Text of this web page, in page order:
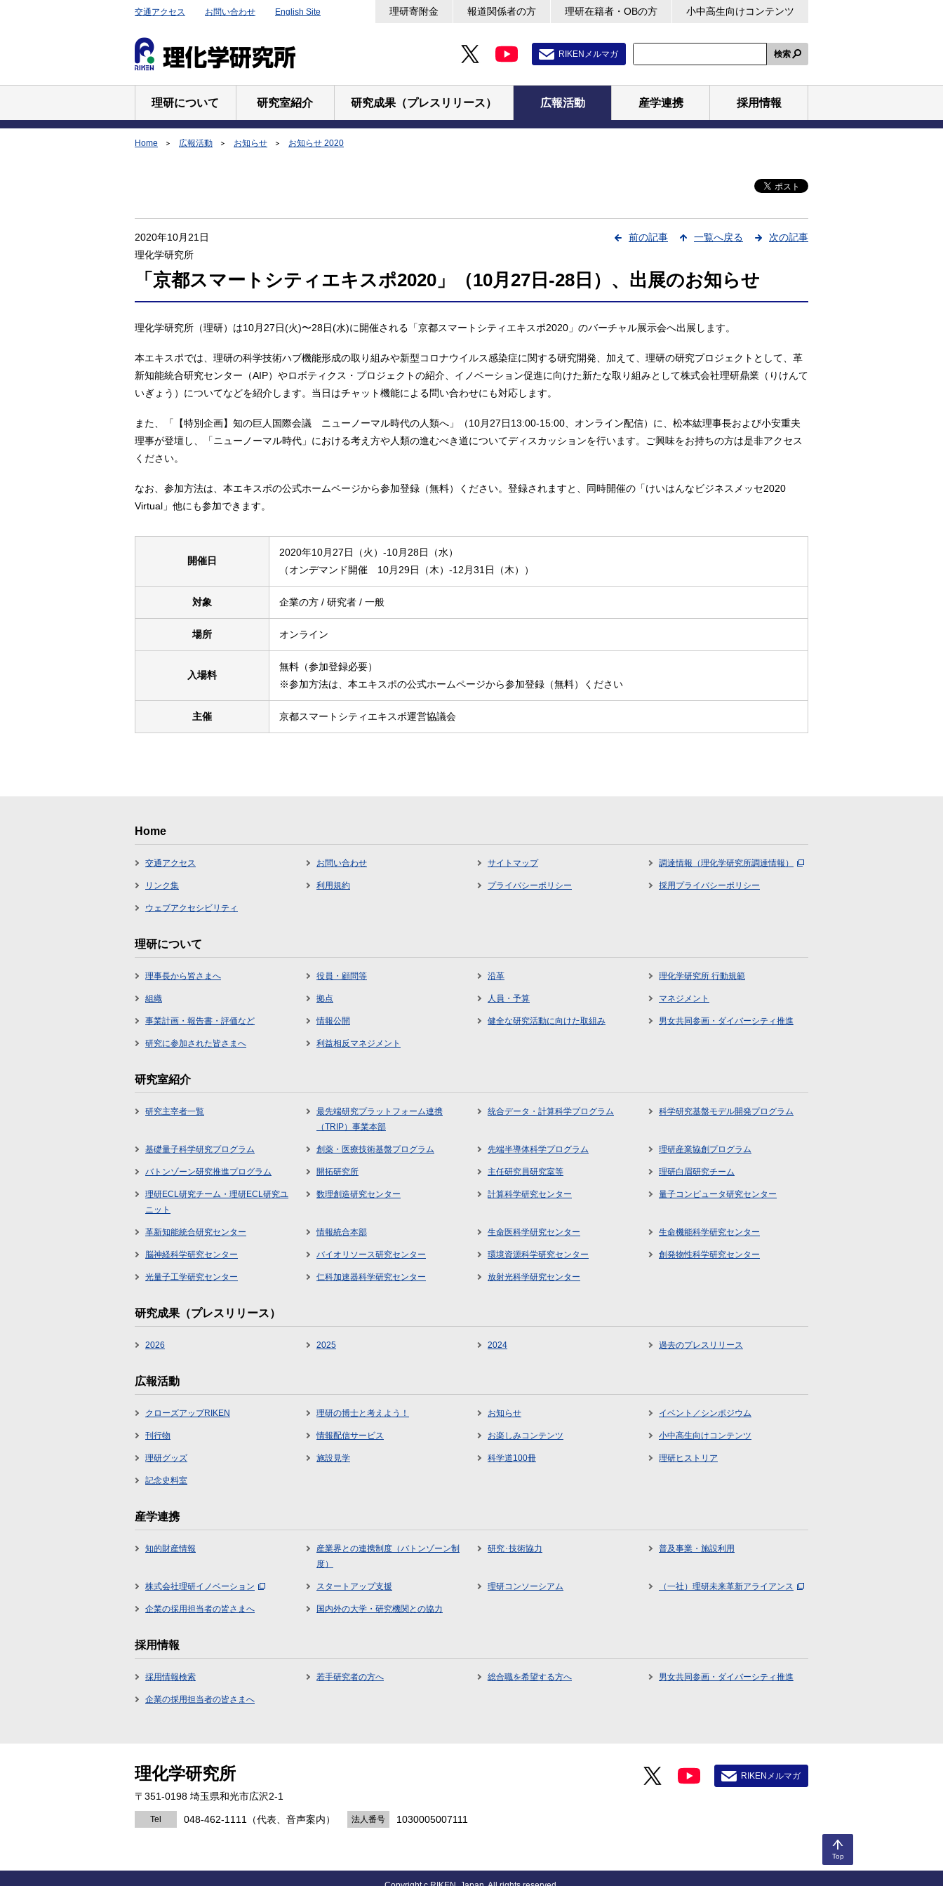
交通アクセス お問い合わせ English Site 理研寄附金 報道関係者の方 理研在籍者・OBの方 小中高生向けコンテンツ
RIKENメルマガ 検索
理研について 研究室紹介 研究成果（プレスリリース） 広報活動 産学連携 採用情報
Home 広報活動 お知らせ お知らせ 2020
前の記事 一覧へ戻る 次の記事
2020年10月21日
理化学研究所
「京都スマートシティエキスポ2020」（10月27日-28日）、出展のお知らせ
理化学研究所（理研）は10月27⽇(火)〜28⽇(水)に開催される「京都スマートシティエキスポ2020 」のバーチャル展示会へ出展します。
本エキスポでは、理研の科学技術ハブ機能形成の取り組みや新型コロナウイルス感染症に関する研究開発、加えて、理研の研究プロジェクトとして、革
新知能統合研究センター（AIP）やロボティクス・プロジェクトの紹介、イノベーション促進に向けた新たな取り組みとして株式会社理研鼎業（りけんて
いぎょう）についてなどを紹介します。当日はチャット機能による問い合わせにも対応します。
また、「【特別企画】知の巨人国際会議 ニューノーマル時代の人類へ」（10月27日13:00-15:00、オンライン配信）に、松本紘理事長および小安重夫
理事が登壇し、「ニューノーマル時代」における考え方や人類の進むべき道についてディスカッションを行います。ご興味をお持ちの方は是非アクセス
ください。
なお、参加方法は、本エキスポの公式ホームページから参加登録（無料）ください。登録されますと、同時開催の「けいはんなビジネスメッセ2020
Virtual」他にも参加できます。
開催日
2020年10月27日（火）-10月28日（水）
（オンデマンド開催 10月29日（木）-12月31日（木））
対象 企業の方 / 研究者 / 一般
場所 オンライン
入場料
無料（参加登録必要）
※参加方法は、本エキスポの公式ホームページから参加登録（無料）ください
主催 京都スマートシティエキスポ運営協議会
Top
Home
交通アクセス お問い合わせ サイトマップ 調達情報（理化学研究所調達情報）
リンク集 利用規約 プライバシーポリシー 採用プライバシーポリシー
ウェブアクセシビリティ
理研について
理事長から皆さまへ 役員・顧問等 沿革 理化学研究所 行動規範
組織 拠点 人員・予算 マネジメント
事業計画・報告書・評価など 情報公開 健全な研究活動に向けた取組み 男女共同参画・ダイバーシティ推進
研究に参加された皆さまへ 利益相反マネジメント
研究室紹介
研究主宰者一覧
最先端研究プラットフォーム連携
（TRIP）事業本部
統合データ・計算科学プログラム 科学研究基盤モデル開発プログラム
基礎量子科学研究プログラム 創薬・医療技術基盤プログラム 先端半導体科学プログラム 理研産業協創プログラム
バトンゾーン研究推進プログラム 開拓研究所 主任研究員研究室等 理研白眉研究チーム
理研ECL研究チーム・理研ECL研究ユ
ニット
数理創造研究センター 計算科学研究センター 量子コンピュータ研究センター
革新知能統合研究センター 情報統合本部 生命医科学研究センター 生命機能科学研究センター
脳神経科学研究センター バイオリソース研究センター 環境資源科学研究センター 創発物性科学研究センター
光量子工学研究センター 仁科加速器科学研究センター 放射光科学研究センター
研究成果（プレスリリース）
2026 2025 2024 過去のプレスリリース
広報活動
クローズアップRIKEN 理研の博士と考えよう！ お知らせ イベント／シンポジウム
刊行物 情報配信サービス お楽しみコンテンツ 小中高生向けコンテンツ
理研グッズ 施設見学 科学道100冊 理研ヒストリア
記念史料室
産学連携
知的財産情報
産業界との連携制度（バトンゾーン制
度）
研究･技術協力 普及事業・施設利用
株式会社理研イノベーション スタートアップ支援 理研コンソーシアム （一社）理研未来革新アライアンス
企業の採用担当者の皆さまへ 国内外の大学・研究機関との協力
採用情報
採用情報検索 若手研究者の方へ 総合職を希望する方へ 男女共同参画・ダイバーシティ推進
企業の採用担当者の皆さまへ
理化学研究所
〒351-0198 埼玉県和光市広沢2-1
Tel 048-462-1111 （代表、音声案内） 法人番号 1030005007111
RIKENメルマガ